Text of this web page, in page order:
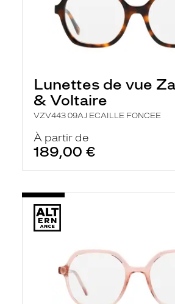
Lunettes de vue
& Voltaire
VZV443 09AJ ECAILLE FONCEE
À partir de
189,00 €